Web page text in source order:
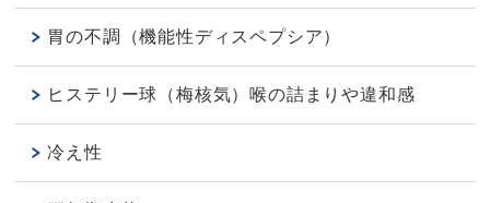
胃の不調（機能性ディスペプシア）
ヒステリー球（梅核気）喉の詰まりや違和感
冷え性